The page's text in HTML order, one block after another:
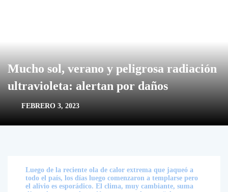
Mucho sol, verano y peligrosa radiación
ultravioleta: alertan por daños
FEBRERO 3, 2023
Luego de la reciente ola de calor extrema que jaqueó a
todo el país, los días luego comenzaron a templarse pero
el alivio es esporádico. El clima, muy cambiante, suma